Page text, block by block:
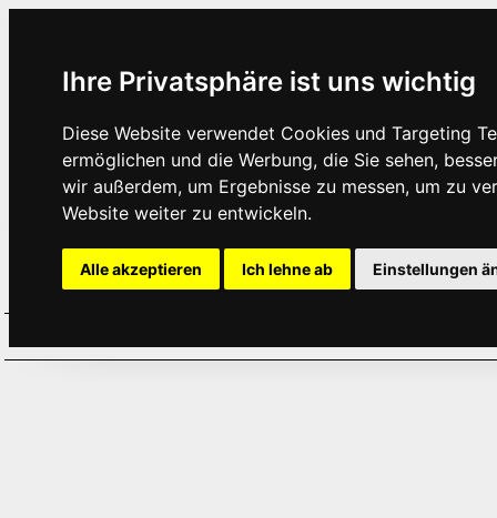
Ihre Privatsphäre ist uns wichtig
Diese Website verwendet Cookies und Targeting
ermöglichen und die Werbung, die Sie sehen,
wir außerdem, um Ergebnisse zu messen, um zu
Website weiter zu entwickeln.
Alle akzeptieren Ich lehne ab Einstellungen